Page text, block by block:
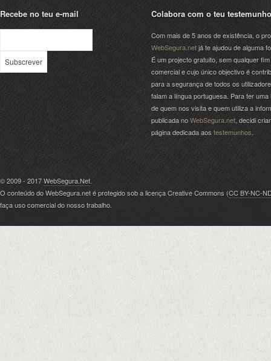
Recebe no teu e-mail Colabora com o teu testemunho
Com mais de 5 anos de existência, o
WebSegura.netjá te ajudou de alguma
É um projecto gratuito, sem qualquer fim
comercial e cujo único objectivo é
para a segurança de todos os
falam a língua portuguesa. Para ter uma
de quem nos visita e quem utiliza a
publicada noWebSegura.net , decidi
página dedicada aos testemunhos
© 2009 - 2017WebSegura.Net.
O conteúdo do WebSegura.net é protegido sob a licença Creative Commons (CC BY-NC-
faça uso comercial do nosso trabalho.